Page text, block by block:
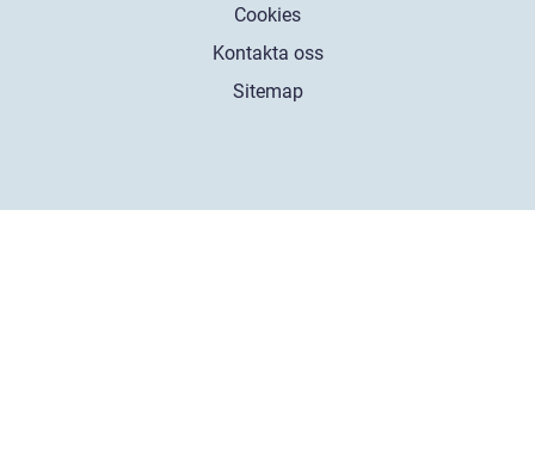
Cookies
Kontakta oss
Sitemap